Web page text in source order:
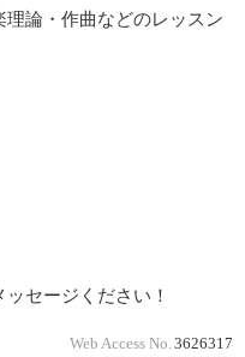
論・作曲などのレッスン
セージください！
Web Access No. 3626317